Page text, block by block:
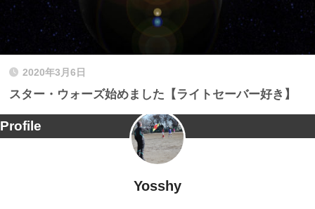
2020年3月6日
スター・ウォーズ始めました【ライトセーバー好き】
Profile
Yosshy